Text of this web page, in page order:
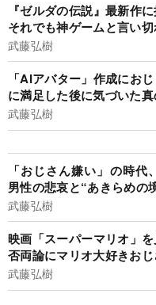
『ゼルダの伝説』最新作
それでも神ゲームと言い
武藤弘樹
「AIアバター」作成にお
に満足した後に気づいた
武藤弘樹
「おじさん嫌い」の時
男性の悲哀と“あきらめの
武藤弘樹
映画「スーパーマリオ」
否両論にマリオ大好きお
武藤弘樹